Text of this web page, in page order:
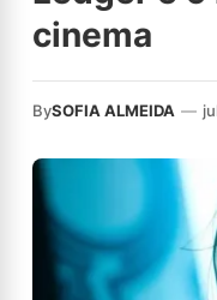
cinema
BySOFIA ALMEIDA —